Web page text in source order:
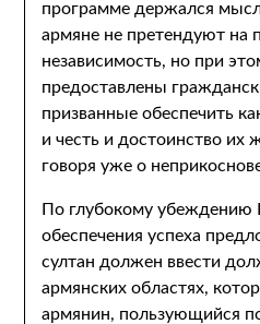
программе держался
армяне не претендуют на
независимость, но при
предоставлены
призванные обеспечить
и честь и достоинство их
говоря уже о
По глубокому убеждению
обеспечения успеха
султан должен ввести
армянских областях,
армянин, пользующийся